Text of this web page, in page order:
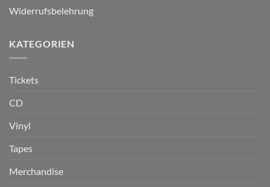
Widerrufsbelehrung
KATEGORIEN
Tickets
CD
Vinyl
Tapes
Merchandise